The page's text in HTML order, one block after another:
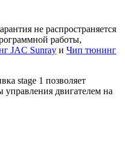
не распространяется
работы,
JAC Sunray и Чип тюнинг
stage 1 позволяет
двигателем на